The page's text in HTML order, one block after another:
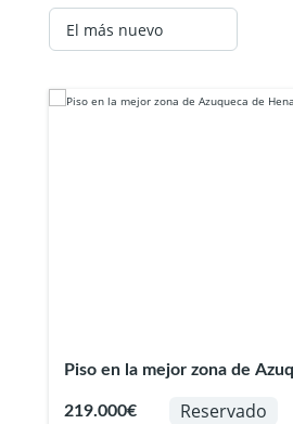
Piso en la mejor zona de
219.000€
Reservado